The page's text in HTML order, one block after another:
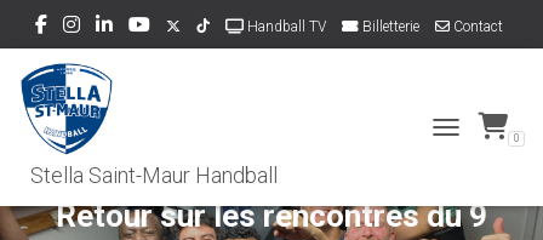
Handball TV Billetterie Contact
TOGGLE 0
Retour sur les rencontres du 9